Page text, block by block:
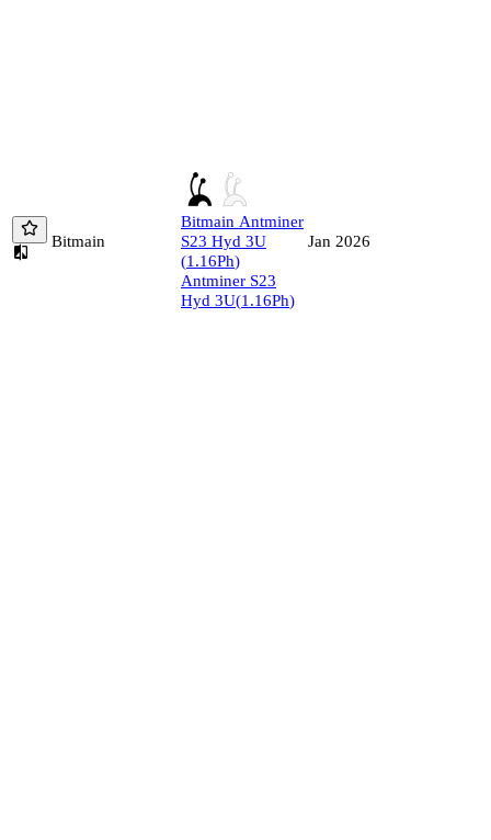
Bitmain
Bitmain Antminer
S23 Hyd 3U
(1.16Ph)
Antminer S23
Hyd 3U(1.16Ph)
Jan 2026